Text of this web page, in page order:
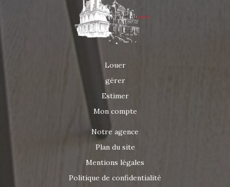
Louer
gérer
Estimer
Mon compte
Notre agence
Plan du site
Mentions légales
Politique de confidentialité